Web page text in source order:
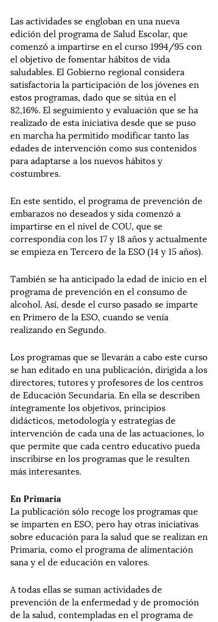
Las actividades se engloban en una nueva
edición del programa de Salud Escolar, que
comenzó a impartirse en el curso 1994/95 con
el objetivo de fomentar hábitos de vida
saludables. El Gobierno regional considera
satisfactoria la participación de los jóvenes en
estos programas, dado que se sitúa en el
82,16%. El seguimiento y evaluación que se ha
realizado de esta iniciativa desde que se puso
en marcha ha permitido modificar tanto las
edades de intervención como sus contenidos
para adaptarse a los nuevos hábitos y
costumbres.
En este sentido, el programa de prevención de
embarazos no deseados y sida comenzó a
impartirse en el nivel de COU, que se
correspondía con los 17 y 18 años y actualmente
se empieza en Tercero de la ESO (14 y 15 años).
También se ha anticipado la edad de inicio en el
programa de prevención en el consumo de
alcohol. Así, desde el curso pasado se imparte
en Primero de la ESO, cuando se venía
realizando en Segundo.
Los programas que se llevarán a cabo este curso
se han editado en una publicación, dirigida a los
directores, tutores y profesores de los centros
de Educación Secundaria. En ella se describen
íntegramente los objetivos, principios
didácticos, metodología y estrategias de
intervención de cada una de las actuaciones, lo
que permite que cada centro educativo pueda
inscribirse en los programas que le resulten
más interesantes.
En Primaria
La publicación sólo recoge los programas que
se imparten en ESO, pero hay otras iniciativas
sobre educación para la salud que se realizan en
Primaria, como el programa de alimentación
sana y el de educación en valores.
A todas ellas se suman actividades de
prevención de la enfermedad y de promoción
de la salud, contempladas en el programa de